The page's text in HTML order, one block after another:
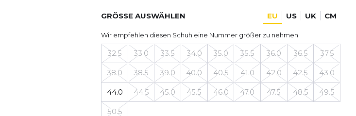
GRÖSSE AUSWÄHLEN EU US UK CM
Wir empfehlen diesen Schuh eine Nummer größer zu nehmen
32.5 33.0 33.5 34.0 35.0 35.5 36.0 36.5 37.5
38.0 38.5 39.0 40.0 40.5 41.0 42.0 42.5 43.0
44.0 44.5 45.0 45.5 46.0 47.0 47.5 48.5 49.5
50.5